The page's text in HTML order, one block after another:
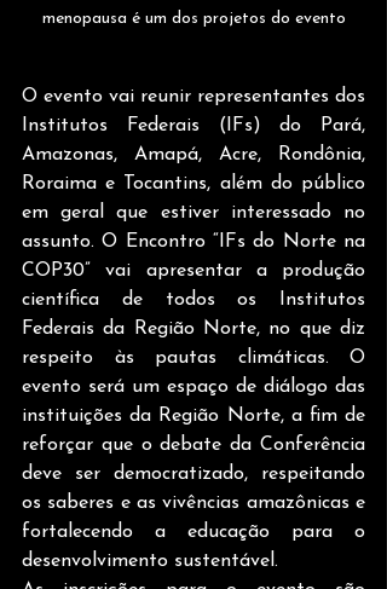
menopausa é um dos projetos do evento
O evento vai reunir representantes dos
Institutos Federais (IFs) do Pará,
Amazonas, Amapá, Acre, Rondônia,
Roraima e Tocantins, além do público
em geral que estiver interessado no
assunto. O Encontro “IFs do Norte na
COP30” vai apresentar a produção
científica de todos os Institutos
Federais da Região Norte, no que diz
respeito às pautas climáticas. O
evento será um espaço de diálogo das
instituições da Região Norte, a fim de
reforçar que o debate da Conferência
deve ser democratizado, respeitando
os saberes e as vivências amazônicas e
fortalecendo a educação para o
desenvolvimento sustentável.